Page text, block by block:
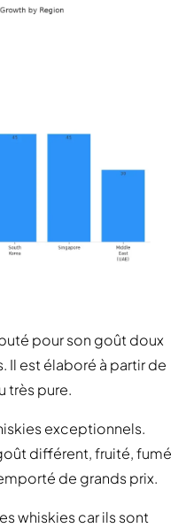
pour son goût doux
Il est élaboré à partir de
très pure.
exceptionnels.
différent, fruité, fumé
de grands prix.
whiskies car ils sont